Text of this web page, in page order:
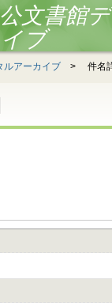
文書館
ブ
ルアーカイブ > 件名